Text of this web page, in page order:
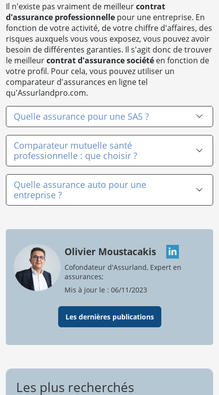
Il n'existe pas vraiment de meilleurcontrat
d'assurance professionnelle pour une entreprise. En
fonction de votre activité, de votre chiffre d'affaires, des
risques auxquels vous vous exposez, vous pouvez avoir
besoin de différentes garanties. Il s'agit donc de trouver
le meilleurcontrat d'assurance société en fonction de
votre profil. Pour cela, vous pouvez utiliser un
comparateur d'assurances en ligne tel
qu'Assurlandpro.com.
Quelle assurance pour une SAS ?
Comparateur mutuelle santé
professionnelle : que choisir ?
Quelle assurance auto pour une
entreprise ?
Olivier Moustacakis
Cofondateur d'Assurland, Expert en
assurances;
Mis à jour le : 06/11/2023
Les dernières publications
Les plus recherchés